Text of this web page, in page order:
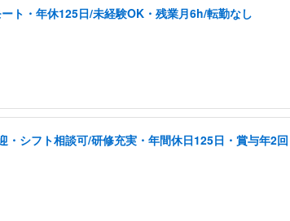
ト・年休125日/未経験OK・残業月6h/転勤なし
シフト相談可/研修充実・年間休日125日・賞与年2回